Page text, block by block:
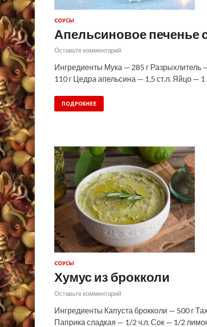
СОУСЫ
Апельсиновое печенье
Оставьте комментарий
Ингредиенты Мука — 285 г Разрыхлитель
110 г Цедра апельсина — 1,5 ст.л. Яйцо —
ПОДРОБНЕЕ
СОУСЫ
Хумус из брокколи
Оставьте комментарий
Ингредиенты Капуста брокколи — 500 г
Паприка сладкая — 1/2 ч.л. Сок — 1/2